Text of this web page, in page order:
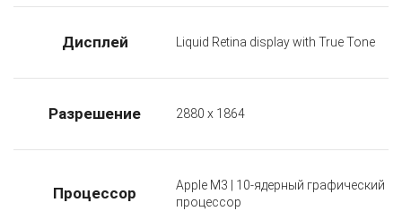
Дисплей Liquid Retina display with True Tone
Разрешение 2880 x 1864
Процессор
Apple M3 | 10-ядерный графический
процессор